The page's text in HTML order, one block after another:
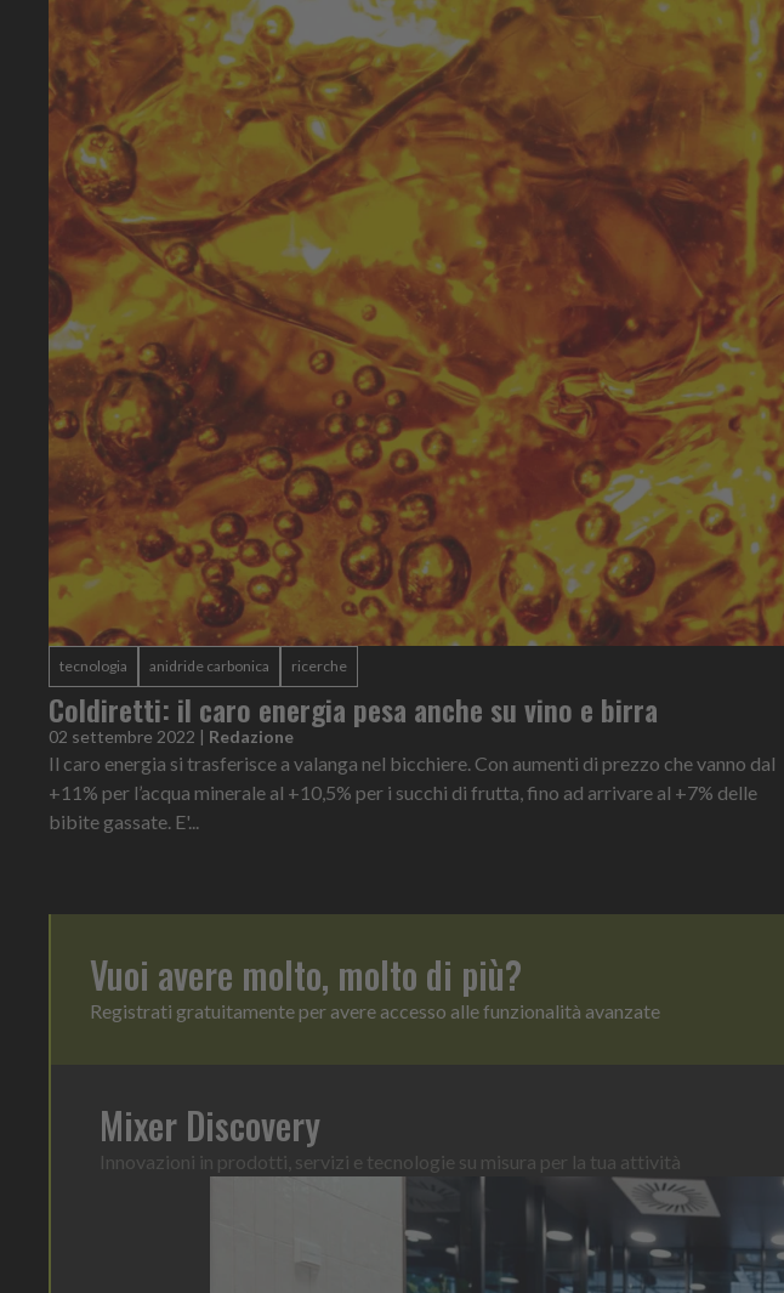
tecnologia anidride carbonica ricerche
Coldiretti: il caro energia pesa anche su vino e birra
02 settembre 2022 | Redazione
Il caro energia si trasferisce a valanga nel bicchiere. Con aumenti di prezzo che vanno dal
+11% per l’acqua minerale al +10,5% per i succhi di frutta, fino ad arrivare al +7% delle
bibite gassate. E'...
Vuoi avere molto, molto di più?
Registrati gratuitamente per avere accesso alle funzionalità avanzate
Mixer Discovery
Innovazioni in prodotti, servizi e tecnologie su misura per la tua attività